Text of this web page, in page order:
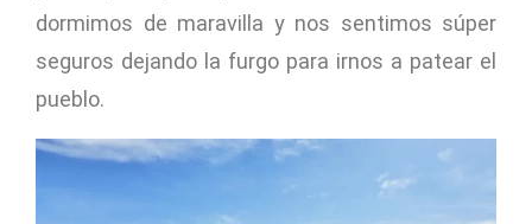
dormimos de maravilla y nos sentimos súper
seguros dejando la furgo para irnos a patear el
pueblo.